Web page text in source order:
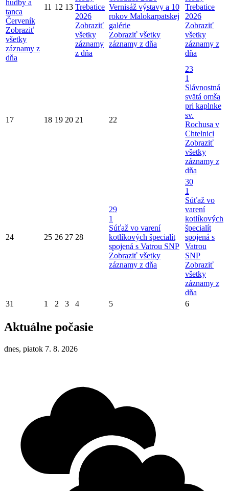
hudby a
tanca
Červeník
Zobraziť
všetky
záznamy z
dňa
11 12 13 Trebatice
2026
Zobraziť
všetky
záznamy
z dňa
Vernisáž výstavy a 10
rokov Malokarpatskej
galérie
Zobraziť všetky
záznamy z dňa
Trebatice
2026
Zobraziť
všetky
záznamy z
dňa
17 18 19 20 21 22
23
1
Slávnostná
svätá omša
pri kaplnke
sv.
Rochusa v
Chtelnici
Zobraziť
všetky
záznamy z
dňa
24 25 26 27 28
29
1
Súťaž vo varení
kotlíkových špecialít
spojená s Vatrou SNP
Zobraziť všetky
záznamy z dňa
30
1
Súťaž vo
varení
kotlíkových
špecialít
spojená s
Vatrou
SNP
Zobraziť
všetky
záznamy z
dňa
31
1 2 3 4 5 6
Aktuálne počasie
dnes, piatok 7. 8. 2026